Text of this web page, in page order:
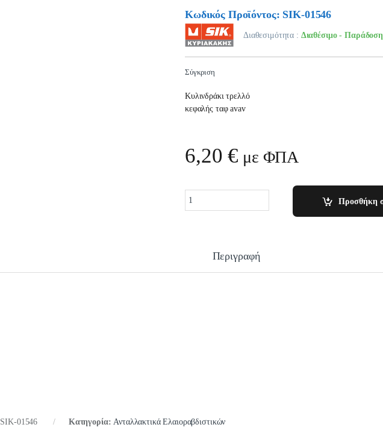
Κωδικός Προϊόντος: SIK-01546
Διαθεσιμότητα : Διαθέσιμο -
Σύγκριση
Κυλινδράκι τρελλό
κεφαλής ταφ avav
6,20€ με ΦΠΑ
Προσθήκη
Περιγραφή
SIK-01546 Κατηγορία:Ανταλλακτικά Ελαιοραβδιστικών